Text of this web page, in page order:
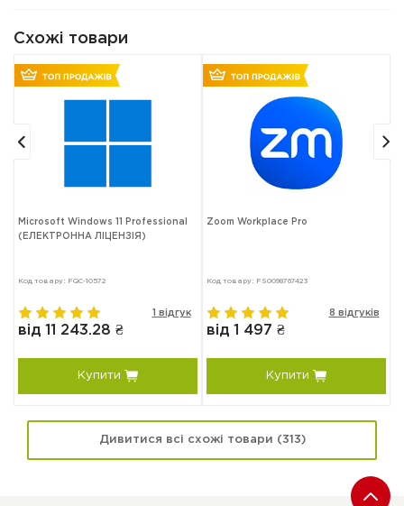
Схожі товари
Microsoft Windows 11 Professional
(ЕЛЕКТРОННА ЛІЦЕНЗІЯ)
Код товару: FQC-10572
1 відгук
від 11 243.28 ₴
Купити
Zoom Workplace Pro
Код товару: FS0098767423
8 відгуків
від 1 497 ₴
Купити
Дивитися всі схожі товари (313)